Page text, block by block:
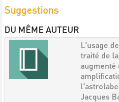
Suggestions
DU MÊME AUTEUR
L'usage
traité de
augmenté
Jacques